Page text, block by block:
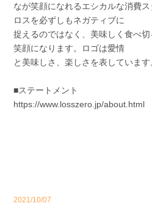
なが笑顔になれるエシカルな消費
ロスを必ずしもネガティブに
捉えるのではなく、美味しく食べ
笑顔になります。ロゴは愛情
と美味しさ、楽しさを表しています
■ステートメント
https://www.losszero.jp/about.html
2021/10/07